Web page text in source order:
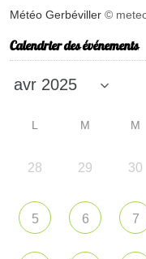
Météo Gerbéviller ©
Calendrier des événements
L M M
28 29 30
5 6 7